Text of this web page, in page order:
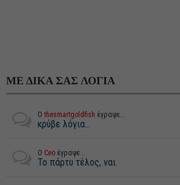
ΜΕ ΔΙΚΑ ΣΑΣ ΛΟΓΙΑ
Ο thesmartgoldfish έγραψε...
κρύβε λόγια...
Ο Ceo έγραψε...
Το πάρτυ τέλος, ναι.